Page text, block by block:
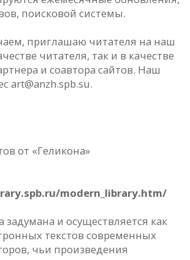
поисковой системы.
приглашаю читателя на наш
читателя, так и в качестве
и соавтора сайтов. Наш
art@anzh.spb.su.
от «Геликона»
modern_library.htm/
задумана и осуществляется как
текстов современных
чьи произведения